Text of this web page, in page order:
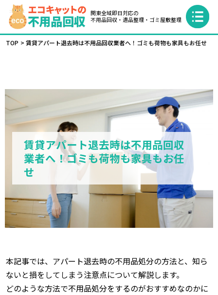
関東全域即日対応の
不用品回収・遺品整理・ゴミ屋敷整理
TOP 賃貸アパート退去時は不用品回収業者へ！ゴミも荷物も家具もお任せ
賃貸アパート退去時は不用品回収
業者へ！ゴミも荷物も家具もお任
せ
本記事では、アパート退去時の不用品処分の方法と、知ら
ないと損をしてしまう注意点について解説します。
どのような方法で不用品処分をするのがおすすめなのかに